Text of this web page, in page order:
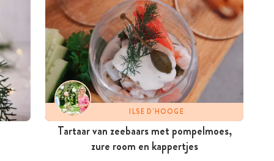
ILSE D'HOOGE
Tartaar van zeebaars met pompelmoes,
zure room en kappertjes